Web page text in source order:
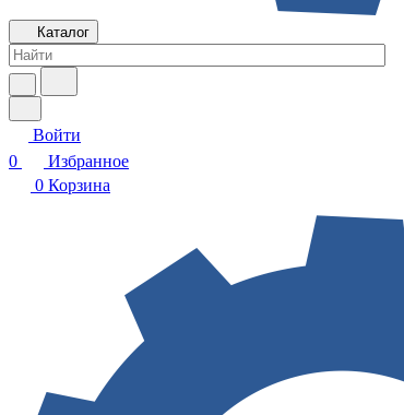
Каталог
Войти
0
Избранное
0 Корзина